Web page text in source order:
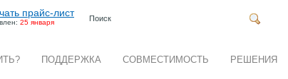
прайс-лист
25 января Поиск
ПОДДЕРЖКА СОВМЕСТИМОСТЬ РЕШЕНИЯ